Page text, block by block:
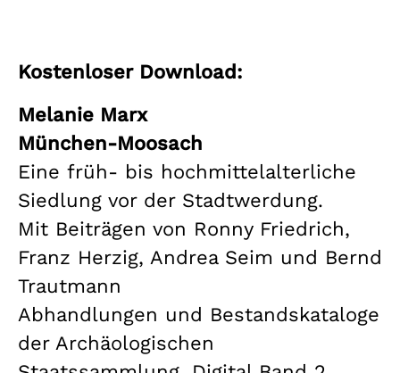
Kostenloser Download:
Melanie Marx
München-Moosach
Eine früh- bis hochmittelalterliche
Siedlung vor der Stadtwerdung.
Mit Beiträgen von Ronny Friedrich,
Franz Herzig, Andrea Seim und Bernd
Trautmann
Abhandlungen und Bestandskataloge
der Archäologischen